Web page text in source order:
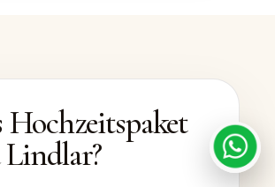
Hochzeitspaket
Lindlar?